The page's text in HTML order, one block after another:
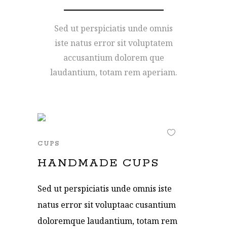
Sed ut perspiciatis unde omnis
iste natus error sit voluptatem
accusantium dolorem que
laudantium, totam rem aperiam.
CUPS
HANDMADE CUPS
Sed ut perspiciatis unde omnis iste
natus error sit voluptaac cusantium
doloremque laudantium, totam rem